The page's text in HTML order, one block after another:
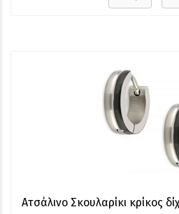
Ατσάλινο Σκουλαρίκι κρίκος